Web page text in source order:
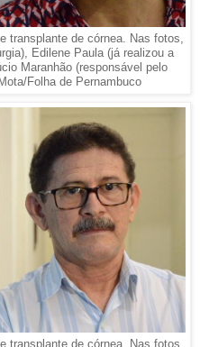
transplante de córnea. Nas fotos,
Edilene Paula (já realizou a
Maranhão (responsável pelo
Folha de Pernambuco
transplante de córnea. Nas fotos,